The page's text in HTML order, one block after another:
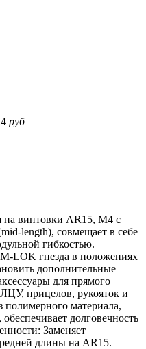
руб
на винтовки AR15, М4 с
length), совмещает в себе
гибкостью.
LOK гнезда в положениях
дополнительные
для прямого
прицелов, рукояток и
полимерного материала,
долговечность
Заменяет
длины на AR15.